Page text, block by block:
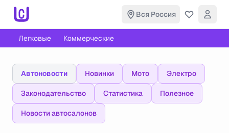
Вся Россия
Легковые Коммерческие
Автоновости Новинки Мото Электро
Законодательство Статистика Полезное
Новости автосалонов